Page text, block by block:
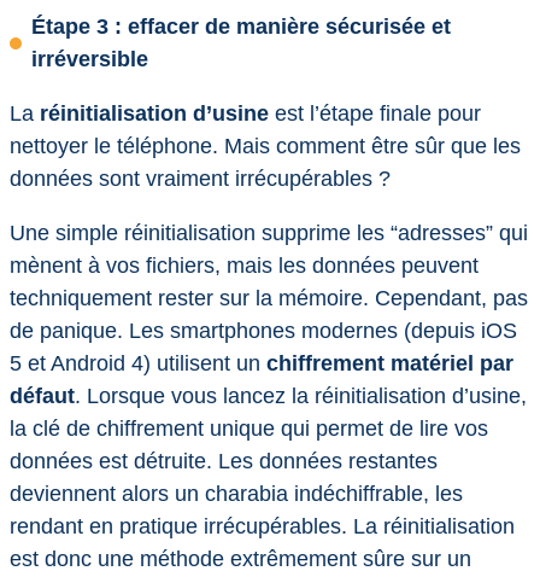
Étape 3 : effacer de manière sécurisée et
irréversible
La réinitialisation d’usine est l’étape finale pour
nettoyer le téléphone. Mais comment être sûr que les
données sont vraiment irrécupérables ?
Une simple réinitialisation supprime les “adresses” qui
mènent à vos fichiers, mais les données peuvent
techniquement rester sur la mémoire. Cependant, pas
de panique. Les smartphones modernes (depuis iOS
5 et Android 4) utilisent un chiffrement matériel par
défaut. Lorsque vous lancez la réinitialisation d’usine,
la clé de chiffrement unique qui permet de lire vos
données est détruite. Les données restantes
deviennent alors un charabia indéchiffrable, les
rendant en pratique irrécupérables. La réinitialisation
est donc une méthode extrêmement sûre sur un